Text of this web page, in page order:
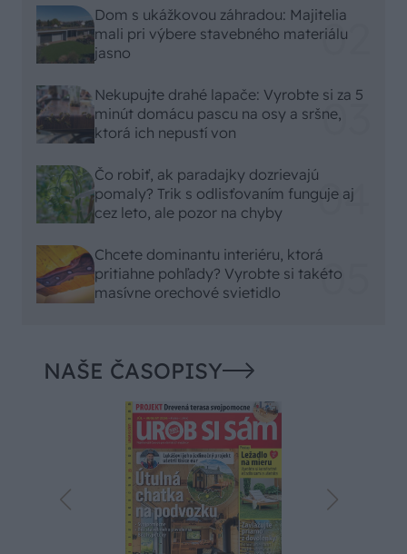
Dom s ukážkovou záhradou: Majitelia
mali pri výbere stavebného materiálu
jasno
Nekupujte drahé lapače: Vyrobte si za 5
minút domácu pascu na osy a sršne,
ktorá ich nepustí von
Čo robiť, ak paradajky dozrievajú
pomaly? Trik s odlisťovaním funguje aj
cez leto, ale pozor na chyby
Chcete dominantu interiéru, ktorá
pritiahne pohľady? Vyrobte si takéto
masívne orechové svietidlo
NAŠE ČASOPISY